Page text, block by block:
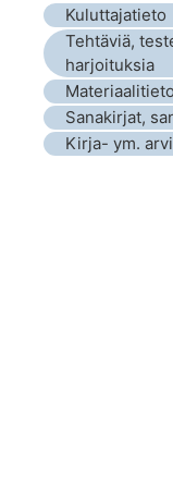
Kuluttajatieto
Tehtäviä,
harjoituksia
Materiaalitieto
Sanakirjat,
Kirja- ym.